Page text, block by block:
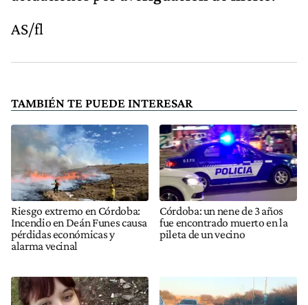
AS/fl
TAMBIÉN TE PUEDE INTERESAR
Riesgo extremo en Córdoba:
Incendio en Deán Funes causa
pérdidas económicas y
alarma vecinal
Córdoba: un nene de 3 años
fue encontrado muerto en la
pileta de un vecino